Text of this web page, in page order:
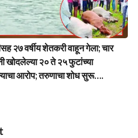
२७ वर्षीय शेतकरी वाहून गेला; चार
खोदलेल्या २० ते २५ फुटांच्या
आरोप; तरुणाचा शोध सुरू….